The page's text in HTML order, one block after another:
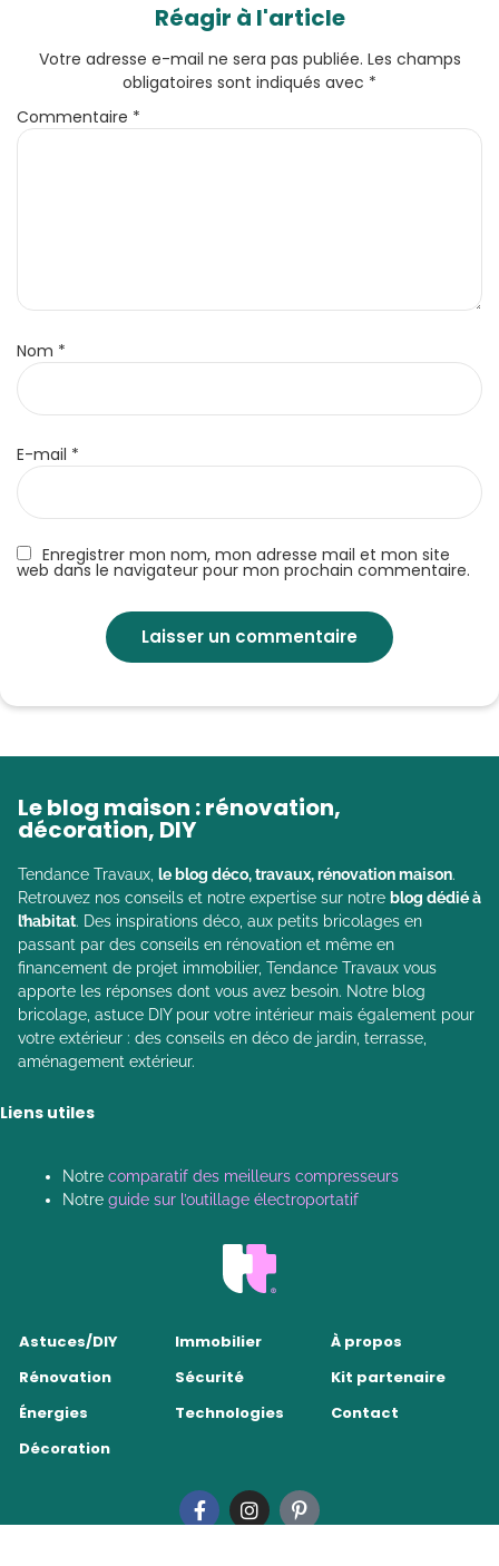
Réagir à l'article
Enregistrer mon nom, mon adresse mail et mon site
web dans le navigateur pour mon prochain commentaire.
Votre adresse e-mail ne sera pas publiée. Les champs
obligatoires sont indiqués avec *
Commentaire *
Nom *
E-mail *
Le blog maison : rénovation,
décoration, DIY
Tendance Travaux, le blog déco, travaux, rénovation maison.
Retrouvez nos conseils et notre expertise sur notre blog dédié à
l’habitat. Des inspirations déco, aux petits bricolages en
passant par des conseils en rénovation et même en
financement de projet immobilier, Tendance Travaux vous
apporte les réponses dont vous avez besoin. Notre blog
bricolage, astuce DIY pour votre intérieur mais également pour
votre extérieur : des conseils en déco de jardin, terrasse,
aménagement extérieur.
Liens utiles
Notre comparatif des meilleurs compresseurs
Notre guide sur l’outillage électroportatif
Astuces/DIY
Rénovation
Énergies
Décoration
Immobilier
Sécurité
Technologies
À propos
Kit partenaire
Contact